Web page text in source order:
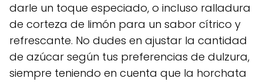
darle un toque especiado, o incluso ralladura
de corteza de limón para un sabor cítrico y
refrescante. No dudes en ajustar la cantidad
de azúcar según tus preferencias de dulzura,
siempre teniendo en cuenta que la horchata